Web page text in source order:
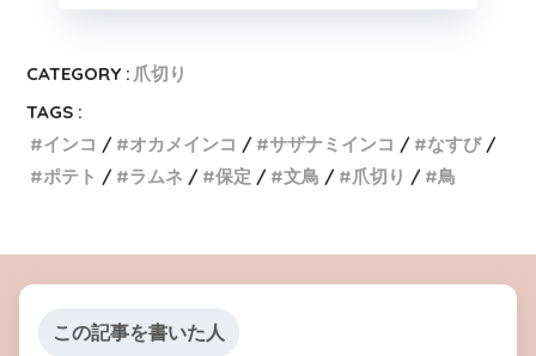
CATEGORY : 爪切り
TAGS :
インコ
オカメインコ サザナミインコ
なすび
ポテト
ラムネ 保定 文鳥 爪切り 鳥
この記事を書いた人